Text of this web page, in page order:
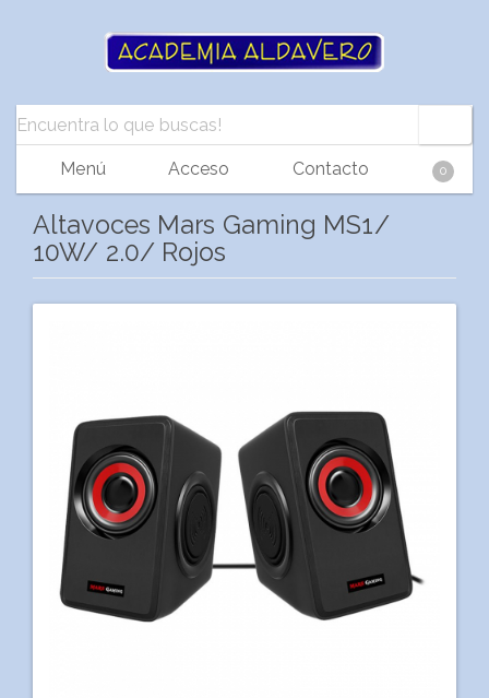
Menú Acceso Contacto 0
Altavoces Mars Gaming MS1/
10W/ 2.0/ Rojos